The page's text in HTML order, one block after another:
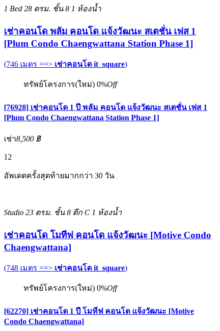
1 Bed 28 ตรม. ชั้น 8 1 ห้องน้ำ
เช่าคอนโด พลัม คอนโด แจ้งวัฒนะ สเตชั่น เฟส 1
[Plum Condo Chaengwattana Station Phase 1]
(746 เมตร ==> เช่าคอนโด it_square)
ทรัพย์โครงการ(ใหม่) 0%Off
[76928] เช่าคอนโด 1 ปี พลัม คอนโด แจ้งวัฒนะ สเตชั่น เฟส 1
[Plum Condo Chaengwattana Station Phase 1]
เช่า8,500 ฿
12
อัพเดตครั้งสุดท้ายมากกว่า 30 วัน
Studio 23 ตรม. ชั้น 8 ตึก C 1 ห้องน้ำ
เช่าคอนโด โมทีฟ คอนโด แจ้งวัฒนะ [Motive Condo
Chaengwattana]
(748 เมตร ==> เช่าคอนโด it_square)
ทรัพย์โครงการ(ใหม่) 0%Off
[62270] เช่าคอนโด 1 ปี โมทีฟ คอนโด แจ้งวัฒนะ [Motive
Condo Chaengwattana]